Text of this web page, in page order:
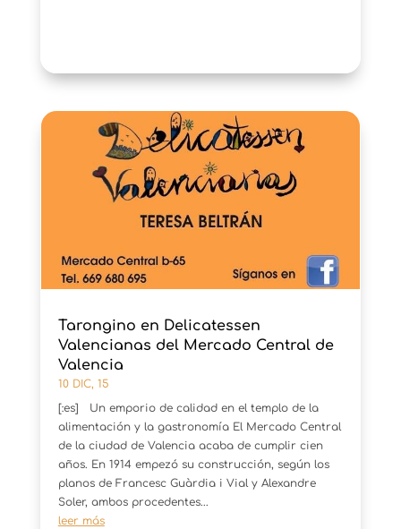
Tarongino en Delicatessen
Valencianas del Mercado Central de
Valencia
10 DIC, 15
[:es] Un emporio de calidad en el templo de la
alimentación y la gastronomía El Mercado Central
de la ciudad de Valencia acaba de cumplir cien
años. En 1914 empezó su construcción, según los
planos de Francesc Guàrdia i Vial y Alexandre
Soler, ambos procedentes...
leer más